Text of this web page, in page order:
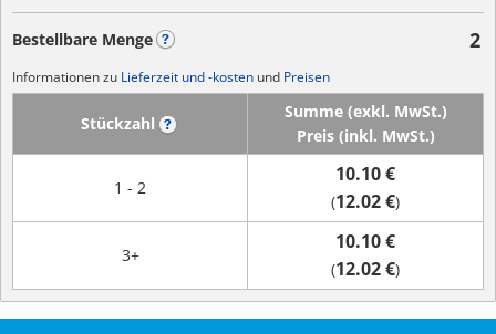
Bestellbare Menge 2
Informationen zu Lieferzeit und -kosten und Preisen
Stückzahl
Summe (exkl. MwSt.)
Preis (inkl. MwSt.)
1 - 2
10.10 €
(12.02 €)
3+
10.10 €
(12.02 €)